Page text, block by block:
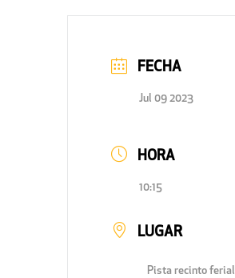
FECHA
Jul 09 2023
HORA
10:15
LUGAR
Pista recinto ferial